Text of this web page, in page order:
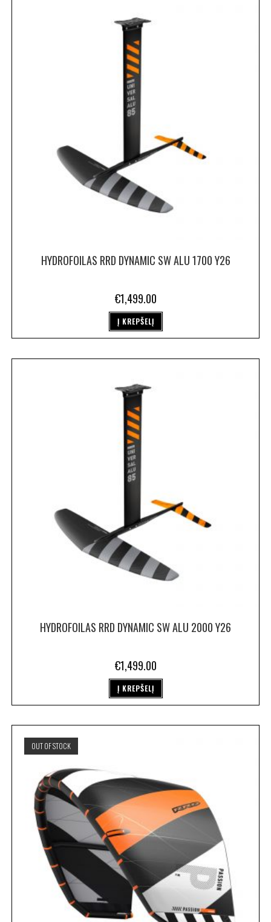
HYDROFOILAS RRD DYNAMIC SW ALU 1700 Y26
€1,499.00
Į KREPŠELĮ
HYDROFOILAS RRD DYNAMIC SW ALU 2000 Y26
€1,499.00
Į KREPŠELĮ
OUT OF STOCK